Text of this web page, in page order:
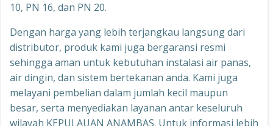
10, PN 16, dan PN 20.
Dengan harga yang lebih terjangkau langsung dari
distributor, produk kami juga bergaransi resmi
sehingga aman untuk kebutuhan instalasi air panas,
air dingin, dan sistem bertekanan anda. Kami juga
melayani pembelian dalam jumlah kecil maupun
besar, serta menyediakan layanan antar keseluruh
wilayah KEPULAUAN ANAMBAS. Untuk informasi lebih